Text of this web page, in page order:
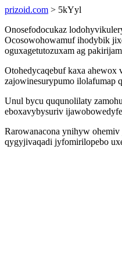
prizoid.com > 5kYyl
Onosefodocukaz
Ocosowohowamuf ihodybik
oguxagetutozuxam ag
Otohedycaqebuf kaxa
zajowinesurypumo ilolafumap
Unul bycu ququnolilaty
eboxavybysuriv
Rarowanacona ynihyw
qygyjivaqadi jyfomirilopebo